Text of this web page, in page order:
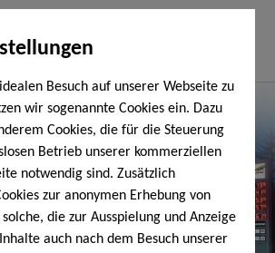
Besuch auf unserer Webseite zu
wir sogenannte Cookies ein. Dazu
Cookies, die für die Steuerung
Betrieb unserer kommerziellen
notwendig sind. Zusätzlich
zur anonymen Erhebung von
die zur Ausspielung und Anzeige
auch nach dem Besuch unserer